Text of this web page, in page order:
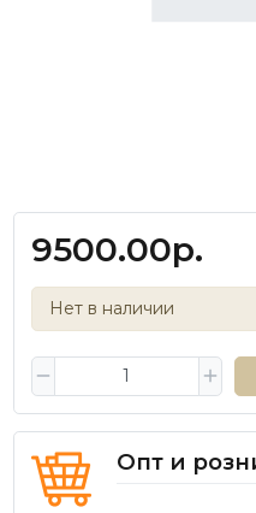
9500.00р.
Нет в наличии
Опт и